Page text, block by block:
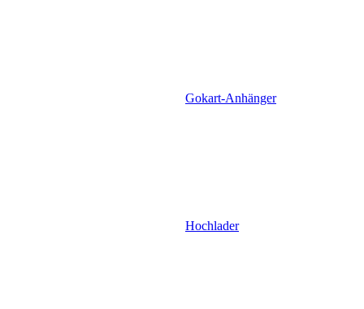
Gokart-Anhänger
Hochlader